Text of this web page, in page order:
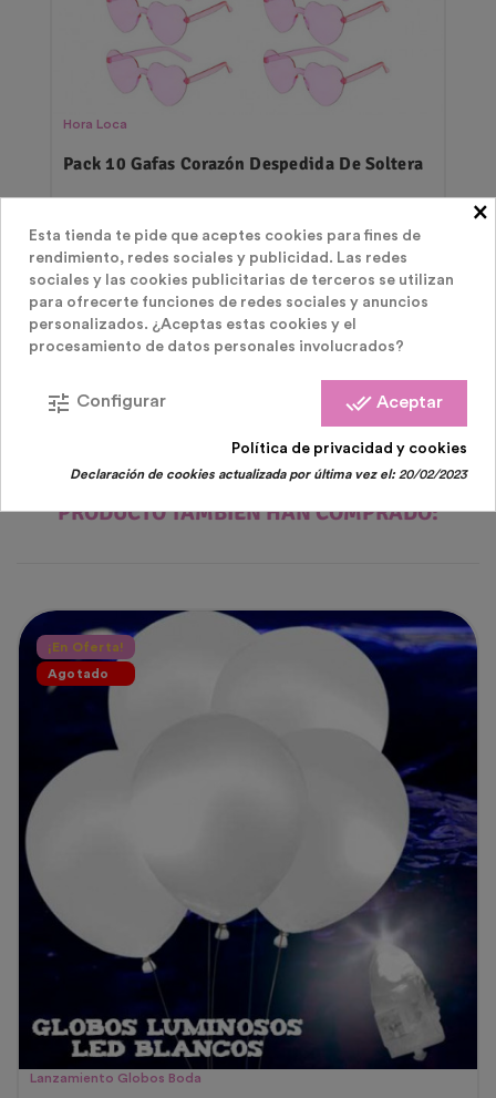
Hora Loca
Pack 10 Gafas Corazón Despedida De Soltera
Precio
19,90 €
LOS CLIENTES QUE COMPRARON ESTE
PRODUCTO TAMBIÉN HAN COMPRADO:
¡En Oferta!
Agotado
Lanzamiento Globos Boda
×
Esta tienda te pide que aceptes cookies para fines de
rendimiento, redes sociales y publicidad. Las redes
sociales y las cookies publicitarias de terceros se utilizan
para ofrecerte funciones de redes sociales y anuncios
personalizados. ¿Aceptas estas cookies y el
procesamiento de datos personales involucrados?
done_all Aceptar
tune Configurar
Política de privacidad y cookies
Declaración de cookies actualizada por última vez el:20/02/2023